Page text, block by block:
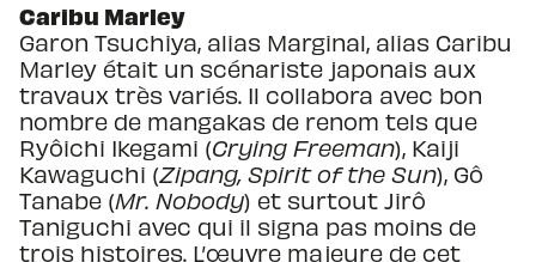
Caribu Marley
Garon Tsuchiya, alias Marginal, alias Caribu
Marley était un scénariste japonais aux
travaux très variés. Il collabora avec bon
nombre de mangakas de renom tels que
Ryôichi Ikegami (Crying Freeman), Kaiji
Kawaguchi (Zipang, Spirit of the Sun), Gô
Tanabe (Mr. Nobody) et surtout Jirô
Taniguchi avec qui il signa pas moins de
trois histoires. L’œuvre majeure de cet